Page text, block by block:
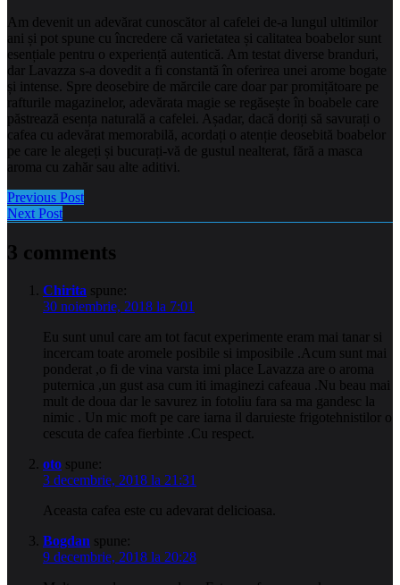
Am devenit un adevărat cunoscător al cafelei de-a lungul ultimilor
ani și pot spune cu încredere că varietatea și calitatea boabelor sunt
esențiale pentru o experiență autentică. Am testat diverse branduri,
dar Lavazza s-a dovedit a fi constantă în oferirea unei arome bogate
și intense. Spre deosebire de mărcile care doar par promițătoare pe
rafturile magazinelor, adevărata magie se regăsește în boabele care
păstrează esența naturală a cafelei. Așadar, dacă doriți să savurați o
cafea cu adevărat memorabilă, acordați o atenție deosebită boabelor
pe care le alegeți și bucurați-vă de gustul nealterat, fără a masca
aroma cu zahăr sau alte aditivi.
Previous Post
Next Post
3 comments
Chirita spune:
30 noiembrie, 2018 la 7:01
Eu sunt unul care am tot facut experimente eram mai tanar si
incercam toate aromele posibile si imposibile .Acum sunt mai
ponderat ,o fi de vina varsta imi place Lavazza are o aroma
puternica ,un gust asa cum iti imaginezi cafeaua .Nu beau mai
mult de doua dar le savurez in fotoliu fara sa ma gandesc la
nimic . Un mic moft pe care iarna il daruieste frigotehnistilor o
cescuta de cafea fierbinte .Cu respect.
oto spune:
3 decembrie, 2018 la 21:31
Aceasta cafea este cu adevarat delicioasa.
Bogdan spune:
9 decembrie, 2018 la 20:28